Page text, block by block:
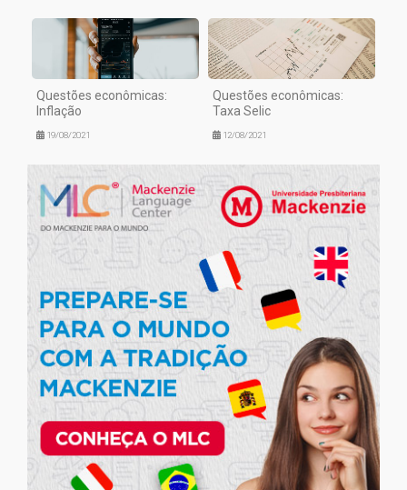
Questões econômicas:
Inflação
19/08/2021
Questões econômicas:
Taxa Selic
12/08/2021